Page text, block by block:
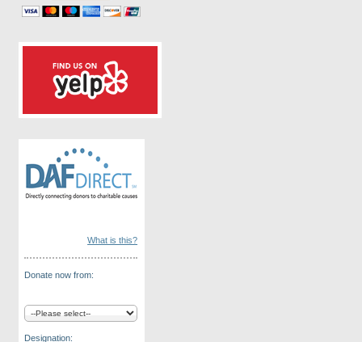
What is this?
Donate now from:
Designation: